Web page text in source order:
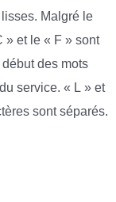
Malgré le
» et le « F » sont
des mots
service. « L » et
sont séparés.